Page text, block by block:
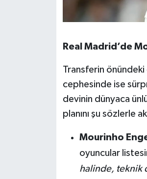
Real Madrid’de
Transferin
cephesinde ise
devinin dünyaca
planını şu sözlerle
Mourinho
oyuncular
halinde, teknik